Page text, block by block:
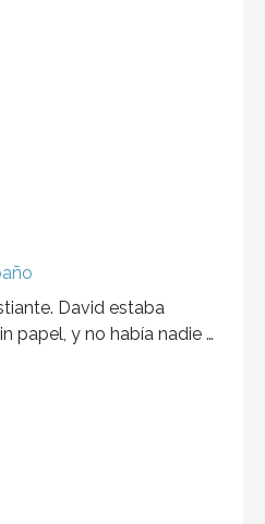
David estaba
papel, y no había nadie …